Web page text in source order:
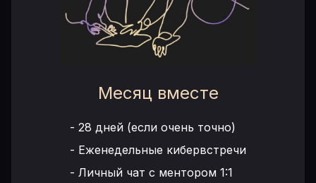
Месяц вместе
- 28 дней (если очень точно)
- Еженедельные кибервстречи
- Личный чат с ментором 1:1